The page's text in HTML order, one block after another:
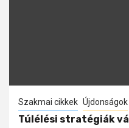
Szakmai cikkek Újdonságok
Túlélési stratégiák